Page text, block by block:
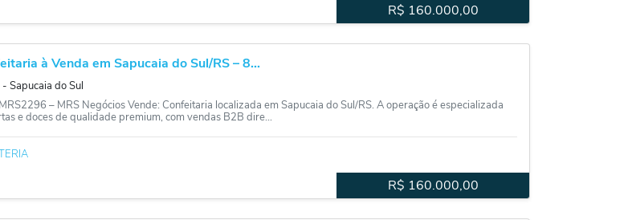
R$ 160.000,00
à Venda em Sapucaia do Sul/RS – 8...
‐ Sapucaia do Sul
– MRS Negócios Vende: Confeitaria localizada em Sapucaia do Sul/RS. A operação é especializada
e doces de qualidade premium, com vendas B2B dire...
R$ 160.000,00